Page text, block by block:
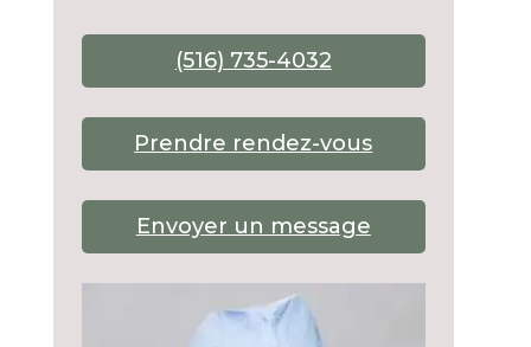
(516) 735-4032
Prendre rendez-vous
Envoyer un message